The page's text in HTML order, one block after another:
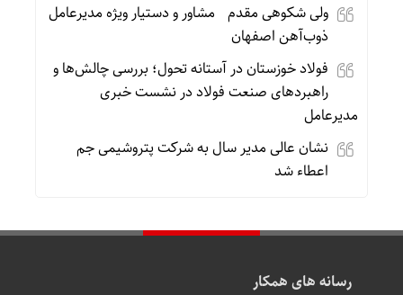
ولی شکوهی مقدم مشاور و دستیار ویژه مدیرعامل
ذوب‌آهن اصفهان
فولاد خوزستان در آستانه تحول؛ بررسی چالش‌ها و
راهبردهای صنعت فولاد در نشست خبری
مدیرعامل
نشان عالی مدیر سال به شرکت پتروشیمی جم
اعطاء شد
رسانه های همکار